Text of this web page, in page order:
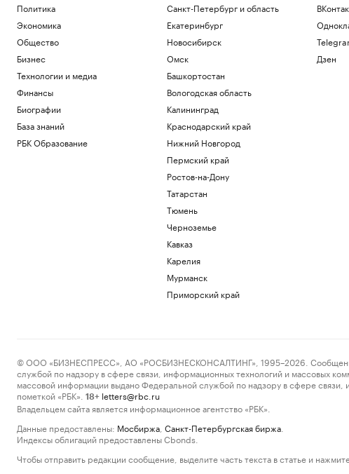
В Грузии начали расследование
публикаций о плохом отношении к
россиянам
Политика
Загрузить еще
Политика
Экономика
Общество
Бизнес
Технологии и медиа
Финансы
Биографии
База знаний
РБК Образование
Санкт-Петербург и область
Екатеринбург
Новосибирск
Омск
Башкортостан
Вологодская область
Калининград
Краснодарский край
Нижний Новгород
Пермский край
Ростов-на-Дону
Татарстан
Тюмень
Черноземье
Кавказ
Карелия
Мурманск
Приморский край
Дзен
© ООО «БИЗНЕСПРЕСС», АО «РОСБИЗНЕСКОНСАЛТИНГ», 1995–2026. Сообщения и
службой по надзору в сфере связи, информационных технологий и массовых
массовой информации выдано Федеральной службой по надзору в сфере
пометкой «РБК».
18+ letters@rbc.ru
Владельцем сайта является информационное агентство «РБК».
Данные предоставлены: Мосбиржа Санкт-Петербургская биржа
Индексы облигаций предоставлены Cbonds.
Чтобы отправить редакции сообщение, выделите часть текста в статье и